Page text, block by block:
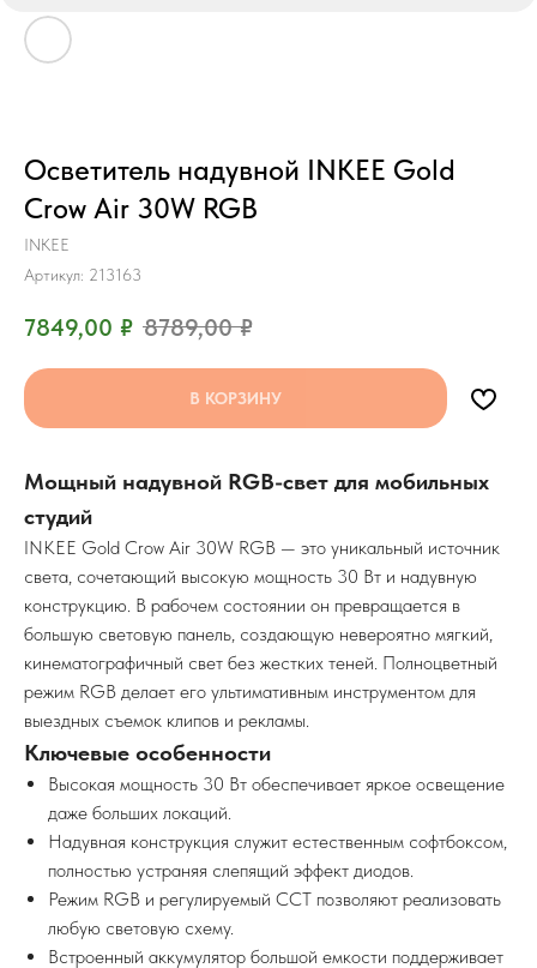
Осветитель надувной INKEE Gold
Crow Air 30W RGB
INKEE
Артикул: 213163
7849,00 ₽ 8789,00 ₽
В КОРЗИНУ
Мощный надувной RGB-свет для мобильных
студий
INKEE Gold Crow Air 30W RGB — это уникальный источник
света, сочетающий высокую мощность 30 Вт и надувную
конструкцию. В рабочем состоянии он превращается в
большую световую панель, создающую невероятно мягкий,
кинематографичный свет без жестких теней. Полноцветный
режим RGB делает его ультимативным инструментом для
выездных съемок клипов и рекламы.
Ключевые особенности
Высокая мощность 30 Вт обеспечивает яркое освещение
даже больших локаций.
Надувная конструкция служит естественным софтбоксом,
полностью устраняя слепящий эффект диодов.
Режим RGB и регулируемый CCT позволяют реализовать
любую световую схему.
Встроенный аккумулятор большой емкости поддерживает